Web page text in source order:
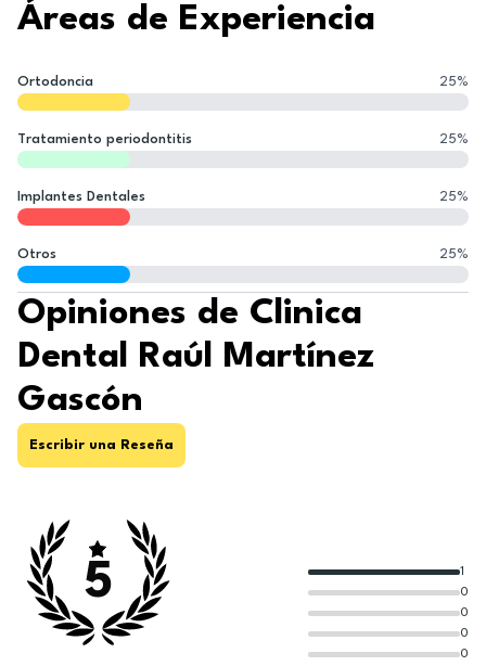
Áreas de Experiencia
Ortodoncia 25%
Tratamiento periodontitis 25%
Implantes Dentales 25%
Otros 25%
Opiniones de Clinica
Dental Raúl Martínez
Gascón
Escribir una Reseña
5
0
0
0
0
1